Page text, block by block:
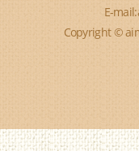
E-
Copyright ©